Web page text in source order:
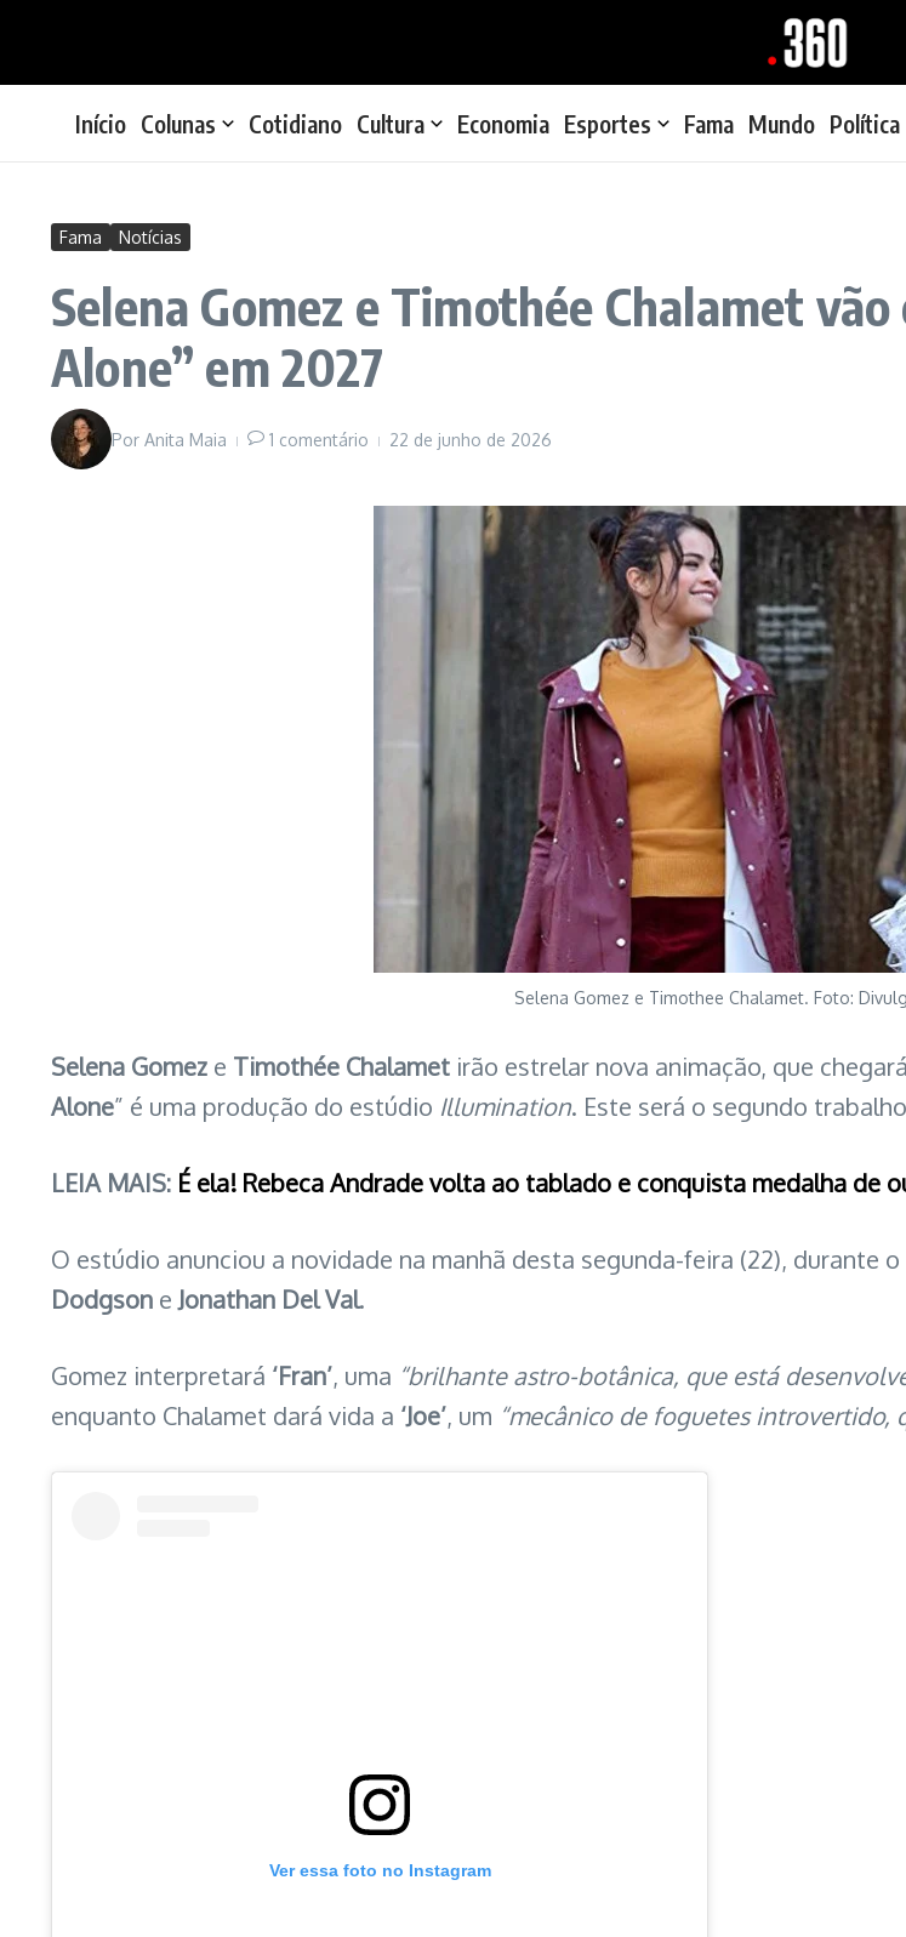
Início Colunas Cotidiano Cultura Economia Esportes Fama Mundo Política
Fama Notícias
Selena Gomez e Timothée Chalamet
Alone” em 2027
Por Anita Maia 1 comentário 22 de junho de 2026
Selena Gomez e Timothee Chalamet. Foto:
Selena Gomez e Timothée Chalamet irão estrelar nova animação, que
Alone” é uma produção do estúdio Illumination. Este será o segundo
LEIA MAIS: É ela! Rebeca Andrade volta ao tablado e conquista medalha de
O estúdio anunciou a novidade na manhã desta segunda-feira (22), durante o
Dodgson e Jonathan Del Val.
Gomez interpretará ‘Fran’, uma “brilhante astro-botânica, que está
enquanto Chalamet dará vida a ‘Joe’, um “mecânico de foguetes introvertido,
Ver essa foto no Instagram